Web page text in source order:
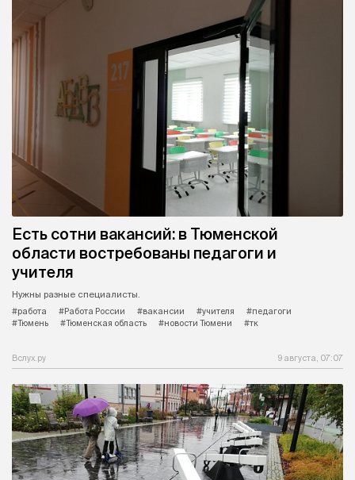
Есть сотни вакансий: в Тюменской
области востребованы педагоги и
учителя
Нужны разные специалисты.
#работа
#Работа России #вакансии #учителя
#педагоги
#Тюмень
#Тюменская область #новости Тюмени #тк
Вслух.ру 9 августа, 07:07